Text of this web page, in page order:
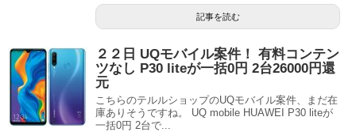
記事を読む
２２日 UQモバイル案件！ 有料コンテン
ツなし P30 liteが一括0円 2台26000円還
元
こちらのテルルショップのUQモバイル案件、まだ在
庫ありそうですね。 UQ mobile HUAWEI P30 liteが
一括0円 2台で...